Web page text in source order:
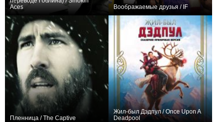
Aces
Воображаемые друзья / IF
Пленница / The Captive
Жил-был Дэдпул / Once Upon A
Deadpool